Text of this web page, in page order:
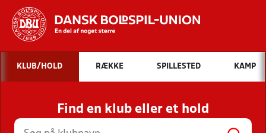
Hvad vil du søge efter?
INDHOLD OG NYHEDER
STILLINGER, RESULTATER, KLUBBER OG
HOLD
KLUB/HOLD RÆKKE SPILLESTED KAMP
Find en klub eller et hold